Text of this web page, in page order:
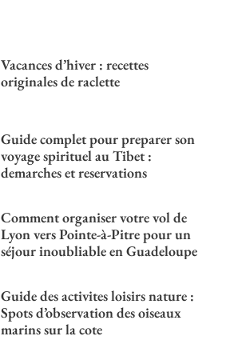
Vacances d’hiver : recettes
originales de raclette
Guide complet pour preparer son
voyage spirituel au Tibet :
demarches et reservations
Comment organiser votre vol de
Lyon vers Pointe-à-Pitre pour un
séjour inoubliable en Guadeloupe
Guide des activites loisirs nature :
Spots d’observation des oiseaux
marins sur la cote